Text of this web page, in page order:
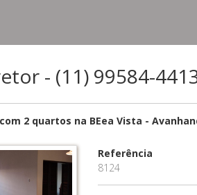
- (11) 99584-
2 quartos na BEea Vista -
Referência
8124